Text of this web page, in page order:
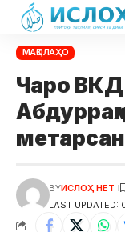
МАҚОЛАҲО
Чаро
LAST
BYИСЛОҲ НЕТ